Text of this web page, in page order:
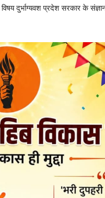
दुर्भाग्यवश प्रदेश सरकार के